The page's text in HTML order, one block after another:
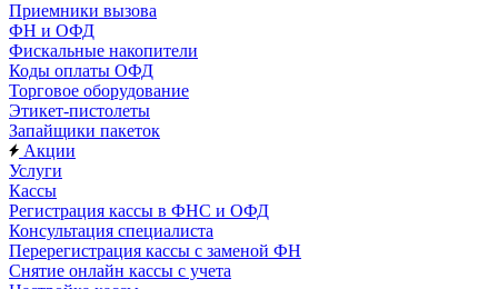
Приемники вызова
ФН и ОФД
Фискальные накопители
Коды оплаты ОФД
Торговое оборудование
Этикет-пистолеты
Запайщики пакеток
Акции
Услуги
Кассы
Регистрация кассы в ФНС и ОФД
Консультация специалиста
Перерегистрация кассы с заменой ФН
Снятие онлайн кассы с учета